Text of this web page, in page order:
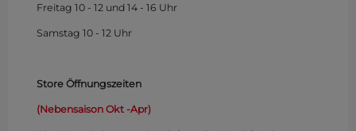
Freitag 10 - 12 und 14 - 16 Uhr
Samstag 10 - 12 Uhr
Store Öffnungszeiten
(Nebensaison Okt -Apr)